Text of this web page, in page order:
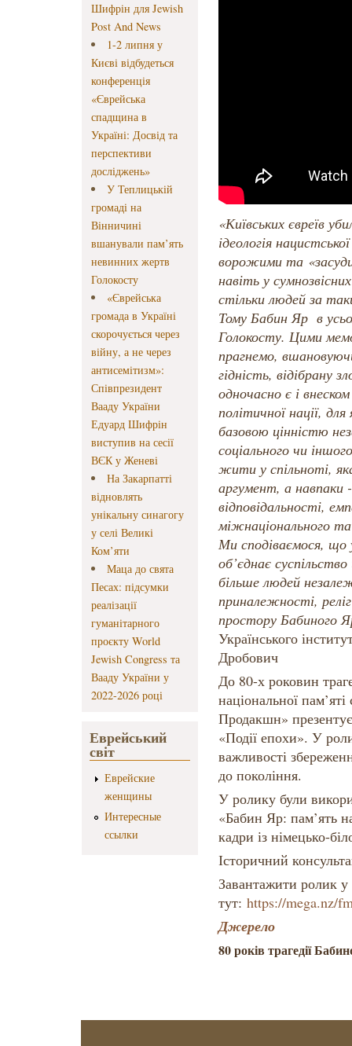
Шифрін для Jewish
Post And News
1-2 липня у
Києві відбудеться
конференція
«Єврейська
спадщина в
Україні: Досвід та
перспективи
досліджень»
У Теплицькій
громаді на
Вінничині
вшанували пам’ять
невинних жертв
Голокосту
«Єврейська
громада в Україні
скорочується через
війну, а не через
антисемітизм»:
Співпрезидент
Вааду України
Едуард Шифрін
виступив на сесії
ВЄК у Женеві
На Закарпатті
відновлять
унікальну синагогу
у селі Великі
Ком’яти
Маца до свята
Песах: підсумки
реалізації
гуманітарного
проєкту World
Jewish Congress та
Вааду України у
2022-2026 році
Еврейський
світ
Еврейские
женщины
Интересные
ссылки
«Київських євреїв
ідеологія
ворожими та
навіть у
стільки людей за
Тому Бабин Яр в
Голокосту. Цими
прагнемо,
гідність, відібрану
одночасно є і
політичної нації,
базовою цінністю
соціального чи
жити у спільноті,
аргумент, а навпаки
відповідальності,
міжнаціонального
Ми сподіваємося, що
об’єднає
більше людей
приналежності,
простору Бабиного
Українського
Дробович
До 80-х роковин
національної
Продакшн»
«Події епохи». У
важливості
до покоління.
У ролику були
«Бабин Яр: пам’ять
кадри із німецько-
Історичний
Завантажити ролик у
тут: https://mega.nz/
Джерело
80 років трагедії